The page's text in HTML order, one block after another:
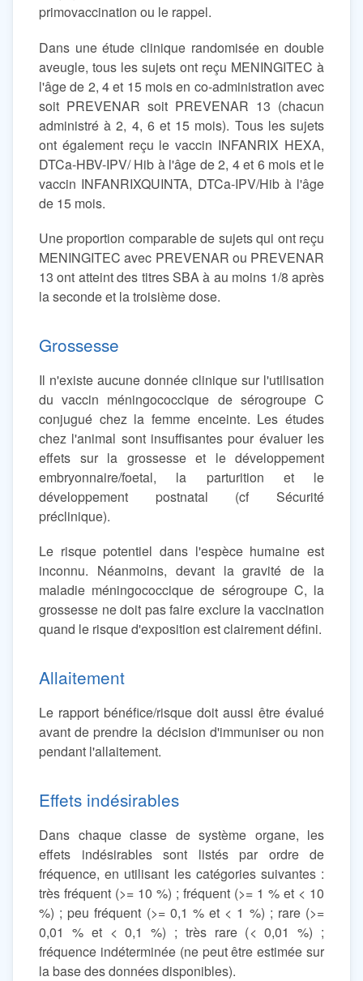
primovaccination ou le rappel.
Dans une étude clinique randomisée en double
aveugle, tous les sujets ont reçu MENINGITEC à
l'âge de 2, 4 et 15 mois en co-administration avec
soit PREVENAR soit PREVENAR 13 (chacun
administré à 2, 4, 6 et 15 mois). Tous les sujets
ont également reçu le vaccin INFANRIX HEXA,
DTCa-HBV-IPV/ Hib à l'âge de 2, 4 et 6 mois et le
vaccin INFANRIXQUINTA, DTCa-IPV/Hib à l'âge
de 15 mois.
Une proportion comparable de sujets qui ont reçu
MENINGITEC avec PREVENAR ou PREVENAR
13 ont atteint des titres SBA à au moins 1/8 après
la seconde et la troisième dose.
Grossesse
Il n'existe aucune donnée clinique sur l'utilisation
du vaccin méningococcique de sérogroupe C
conjugué chez la femme enceinte. Les études
chez l'animal sont insuffisantes pour évaluer les
effets sur la grossesse et le développement
embryonnaire/foetal, la parturition et le
développement postnatal (cf Sécurité
préclinique).
Le risque potentiel dans l'espèce humaine est
inconnu. Néanmoins, devant la gravité de la
maladie méningococcique de sérogroupe C, la
grossesse ne doit pas faire exclure la vaccination
quand le risque d'exposition est clairement défini.
Allaitement
Le rapport bénéfice/risque doit aussi être évalué
avant de prendre la décision d'immuniser ou non
pendant l'allaitement.
Effets indésirables
Dans chaque classe de système organe, les
effets indésirables sont listés par ordre de
fréquence, en utilisant les catégories suivantes :
très fréquent (>= 10 %) ; fréquent (>= 1 % et < 10
%) ; peu fréquent (>= 0,1 % et < 1 %) ; rare (>=
0,01 % et < 0,1 %) ; très rare (< 0,01 %) ;
fréquence indéterminée (ne peut être estimée sur
la base des données disponibles).